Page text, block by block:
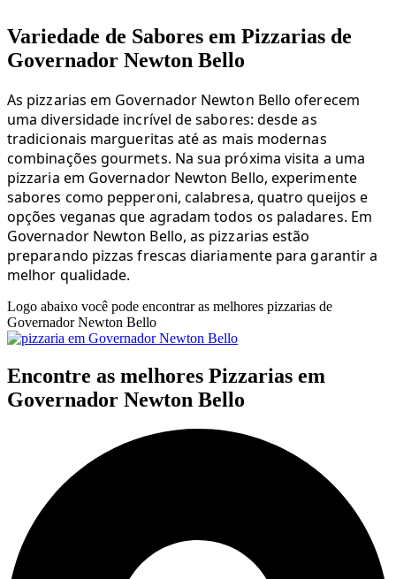
Variedade de Sabores em Pizzarias de
Governador Newton Bello
As pizzarias em Governador Newton Bello oferecem
uma diversidade incrível de sabores: desde as
tradicionais margueritas até as mais modernas
combinações gourmets. Na sua próxima visita a uma
pizzaria em Governador Newton Bello, experimente
sabores como pepperoni, calabresa, quatro queijos e
opções veganas que agradam todos os paladares. Em
Governador Newton Bello, as pizzarias estão
preparando pizzas frescas diariamente para garantir a
melhor qualidade.
Logo abaixo você pode encontrar as melhores pizzarias de
Governador Newton Bello
Encontre as melhores Pizzarias em
Governador Newton Bello